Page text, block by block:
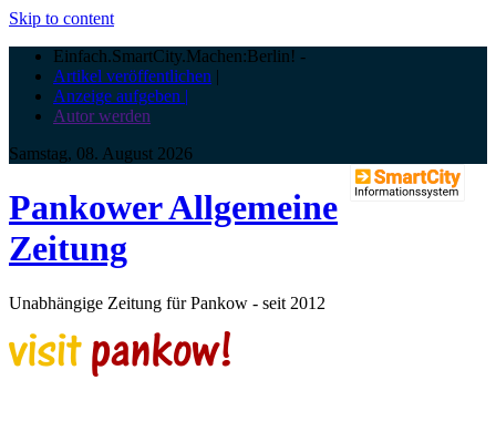
Skip to content
Einfach.SmartCity.Machen:Berlin! -
Artikel veröffentlichen |
Anzeige aufgeben |
Autor werden
Samstag, 08. August 2026
Pankower Allgemeine
Zeitung
Unabhängige Zeitung für Pankow - seit 2012